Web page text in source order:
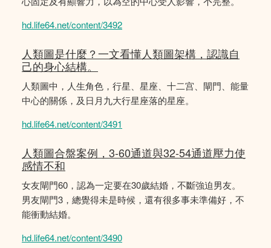
hd.life64.net/content/3492
人類圖是什麼？一文看懂人類圖架構，認識自
己的身心結構。
人類圖中，人生角色，行星、星座、十二宫、閘門、能量
中心的關係，及日月九大行星座落的星座。
hd.life64.net/content/3491
人類圖合盤案例，3-60通道與32-54通道壓力使
感情不和
女友閘門60，認為一定要在30歲結婚，不斷強迫男友。
男友閘門3，總覺得未是時候，還有很多事未準備好，不
能衝動結婚。
hd.life64.net/content/3490